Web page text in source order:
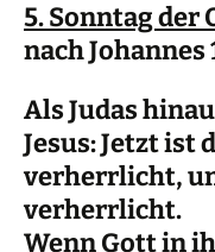
5. Sonntag der
nach Johannes
Als Judas
Jesus: Jetzt ist
verherrlicht,
verherrlicht.
Wenn Gott in